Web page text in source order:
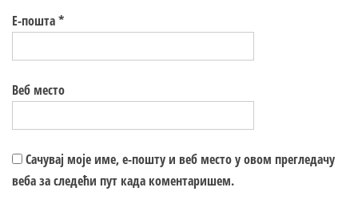
Е-пошта*
Веб место
Сачувај моје име, е-пошту и веб место у овом прегледачу
веба за следећи пут када коментаришем.